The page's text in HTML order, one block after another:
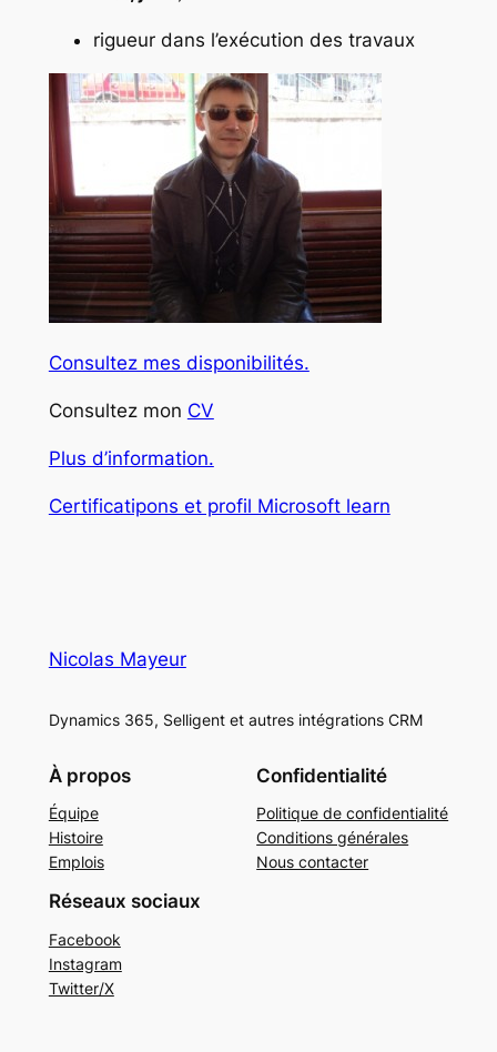
rigueur dans l’exécution des travaux
Consultez mes disponibilités.
Consultez mon CV
Plus d’information.
Certificatipons et profil Microsoft learn
Nicolas Mayeur
Dynamics 365, Selligent et autres intégrations CRM
À propos
Équipe
Histoire
Emplois
Confidentialité
Politique de confidentialité
Conditions générales
Nous contacter
Réseaux sociaux
Facebook
Instagram
Twitter/X